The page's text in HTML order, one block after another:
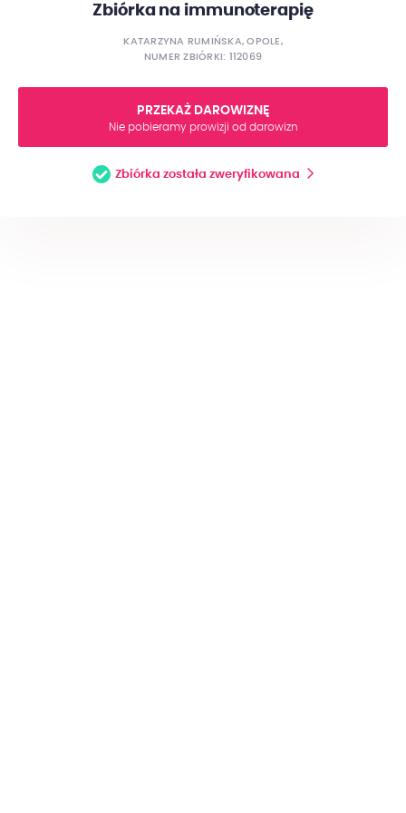
Zbiórka na immunoterapię
KATARZYNA RUMIŃSKA, OPOLE,
NUMER ZBIÓRKI: 112069
PRZEKAŻ DAROWIZNĘ
Nie pobieramy prowizji od darowizn
Zbiórka została zweryfikowana